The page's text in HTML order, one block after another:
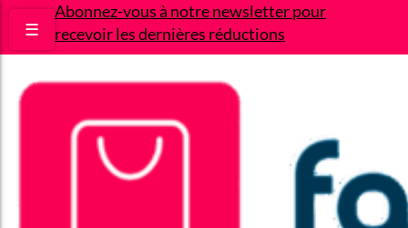
Abonnez-vous à notre newsletter pour
recevoir les dernières réductions
☰